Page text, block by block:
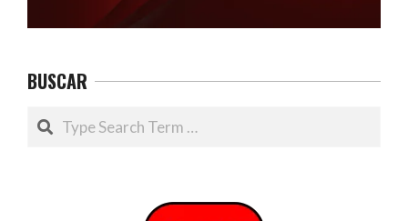
BUSCAR
Search